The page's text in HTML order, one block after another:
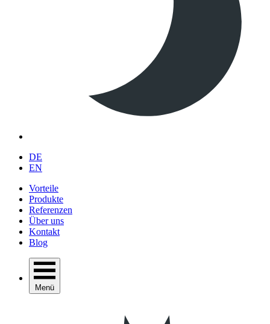
DE
EN
Vorteile
Produkte
Referenzen
Über uns
Kontakt
Blog
Menü